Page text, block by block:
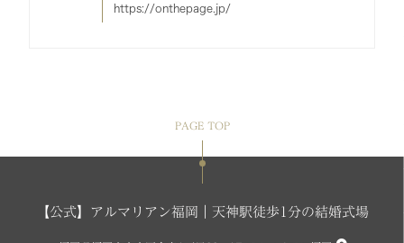
https://onthepage.jp/
PAGE TOP
【公式】アルマリアン福岡｜天神駅徒歩1分の結婚式場